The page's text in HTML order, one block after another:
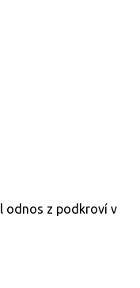
odnos z podkroví v